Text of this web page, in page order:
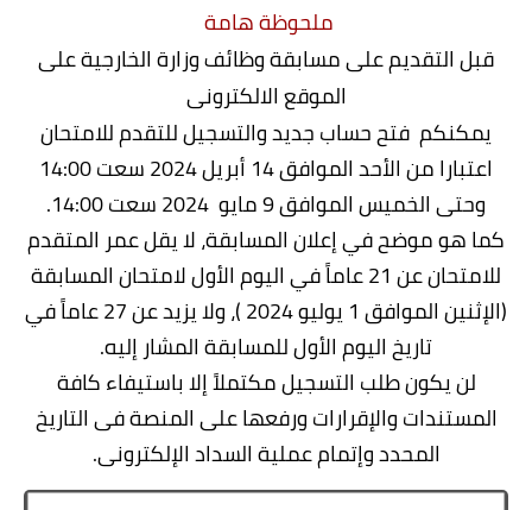
ملحوظة هامة
قبل التقديم على مسابقة وظائف وزارة الخارجية على
الموقع الالكترونى
يمكنكم فتح حساب جديد والتسجيل للتقدم للامتحان
اعتبارا من الأحد الموافق 14 أبريل 2024 سعت 14:00
وحتى الخميس الموافق 9 مايو 2024 سعت 14:00.
كما هو موضح في إعلان المسابقة، لا يقل عمر المتقدم
للامتحان عن 21 عاماً في اليوم الأول لامتحان المسابقة
(الإثنين الموافق 1 يوليو 2024 )، ولا يزيد عن 27 عاماً في
تاريخ اليوم الأول للمسابقة المشار إليه.
لن يكون طلب التسجيل مكتملاً إلا باستيفاء كافة
المستندات والإقرارات ورفعها على المنصة فى التاريخ
المحدد وإتمام عملية السداد الإلكترونى.